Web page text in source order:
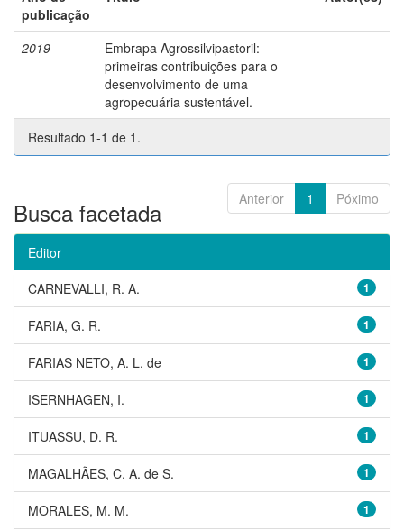
publicação
2019
Embrapa Agrossilvipastoril:
primeiras contribuições para o
desenvolvimento de uma
agropecuária sustentável.
-
Resultado 1-1 de 1.
Anterior 1 Póximo
Busca facetada
Editor
1
CARNEVALLI, R. A.
1
FARIA, G. R.
1
FARIAS NETO, A. L. de
1
ISERNHAGEN, I.
1
ITUASSU, D. R.
1
MAGALHÃES, C. A. de S.
1
MORALES, M. M.